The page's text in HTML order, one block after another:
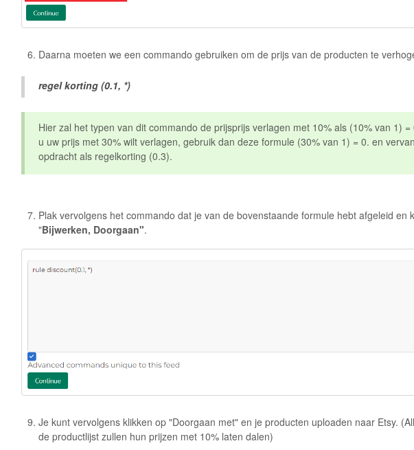
Daarna moeten we een commando gebruiken om de prijs van de producten te
regel korting (0.1, *)
Hier zal het typen van dit commando de prijsprijs verlagen met 10% als (10% van 1) =
u uw prijs met 30% wilt verlagen, gebruik dan deze formule (30% van 1) = 0. en
opdracht als regelkorting (0.3).
Plak vervolgens het commando dat je van de bovenstaande formule hebt afgeleid en
"Bijwerken, Doorgaan".
Je kunt vervolgens klikken op "Doorgaan met" en je producten uploaden naar Etsy.
de productlijst zullen hun prijzen met 10% laten dalen)